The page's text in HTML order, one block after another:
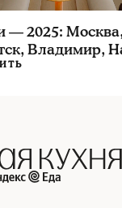
— 2025:
Владимир,